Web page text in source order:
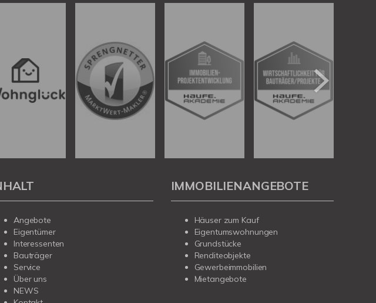
Angebote
Eigentümer
Interessenten
Bauträger
Service
Über uns
NEWS
IMMOBILIENANGEBOTE
Häuser zum Kauf
Eigentumswohnungen
Grundstücke
Renditeobjekte
Gewerbeimmobilien
Mietangebote